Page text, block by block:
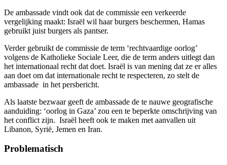
De ambassade vindt ook dat de commissie een verkeerde
vergelijking maakt: Israël wil haar burgers beschermen, Hamas
gebruikt juist burgers als pantser.
Verder gebruikt de commissie de term ‘rechtvaardige oorlog’
volgens de Katholieke Sociale Leer, die de term anders uitlegt dan
het internationaal recht dat doet. Israël is van mening dat ze er alles
aan doet om dat internationale recht te respecteren, zo stelt de
ambassade in het persbericht.
Als laatste bezwaar geeft de ambassade de te nauwe geografische
aanduiding: ‘oorlog in Gaza’ zou een te beperkte omschrijving van
het conflict zijn. Israël heeft ook te maken met aanvallen uit
Libanon, Syrië, Jemen en Iran.
Problematisch